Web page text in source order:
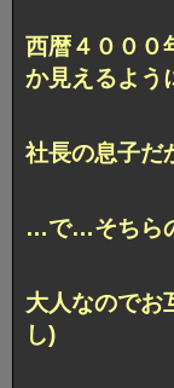
西暦４０００
か見えるよ
社長の息子
…で…そちら
大人なので
し)